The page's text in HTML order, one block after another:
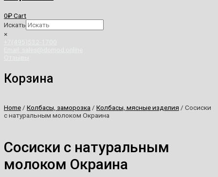
0₽Cart
Искать
×
Корзина
Home / Колбасы, заморозка / Колбасы, мясные изделия / Сосиски
с натуральным молоком Окраина
Сосиски с натуральным
молоком Окраина